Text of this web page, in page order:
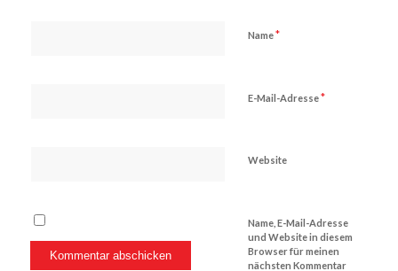
Name*
E-Mail-Adresse*
Website
Name, E-Mail-Adresse
und Website in diesem
Browser für meinen
nächsten Kommentar